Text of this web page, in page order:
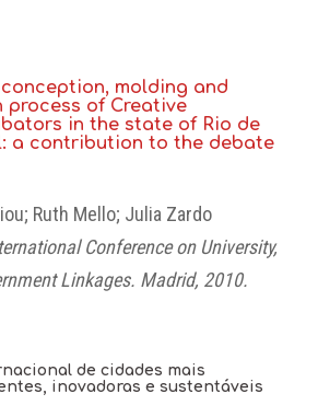
molding and
process of Creative
in the state of Rio de
a contribution to the debate
Ruth Mello; Julia Zardo
Conference on University,
Linkages. Madrid, 2010.
de cidades mais
inovadoras e sustentáveis